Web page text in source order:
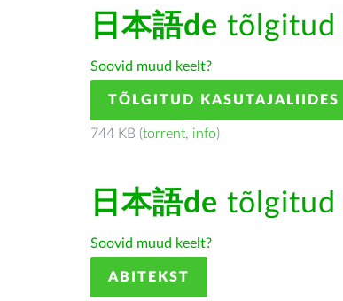
日本語de tõlgitud
Soovid muud keelt?
TÕLGITUD KASUTAJALIIDES
744 KB (torrent, info)
日本語de tõlgitud
Soovid muud keelt?
ABITEKST